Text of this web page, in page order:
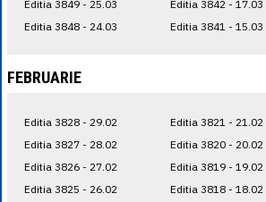
Editia 3849 - 25.03
Editia 3848 - 24.03
Editia 3842 - 17.03
Editia 3841 - 15.03
FEBRUARIE
Editia 3828 - 29.02
Editia 3827 - 28.02
Editia 3826 - 27.02
Editia 3825 - 26.02
Editia 3821 - 21.02
Editia 3820 - 20.02
Editia 3819 - 19.02
Editia 3818 - 18.02